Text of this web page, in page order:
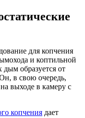
для копчения
и коптильной
дым образуется от
в свою очередь,
выходе в камеру с
копчения дает